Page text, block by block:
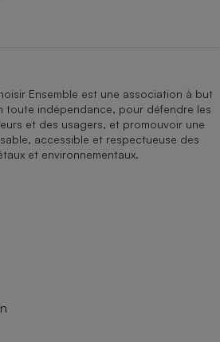
Ensemble est une association à but
toute indépendance, pour défendre les
et des usagers, et promouvoir une
accessible et respectueuse des
et environnementaux.